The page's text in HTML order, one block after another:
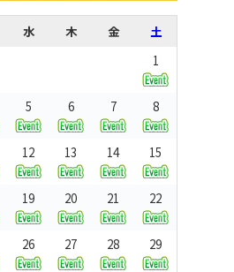
水 木 金
土
1
5 6 7 8
12 13 14 15
19 20 21 22
26 27 28 29